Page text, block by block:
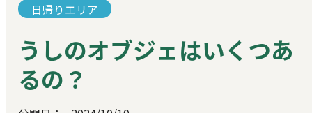
日帰りエリア
うしのオブジェはいくつあ
るの？